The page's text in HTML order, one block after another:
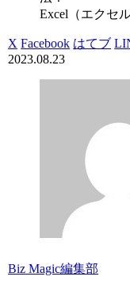
Excel（エクセル
X Facebook はてブ
2023.08.23
Biz Magic編集部